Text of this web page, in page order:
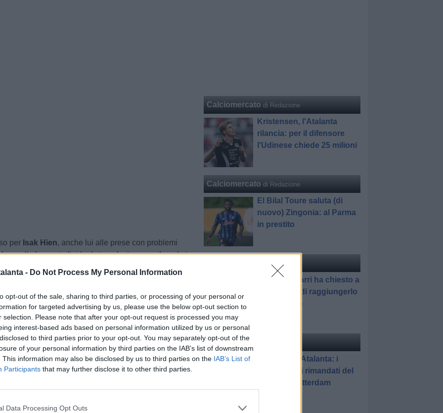
- Do Not Process My Personal Information
opt-out of the sale, sharing to third parties, or processing of your personal or
for targeted advertising by us, please use the below opt-out section to
selection. Please note that after your opt-out request is processed you may
interest-based ads based on personal information utilized by us or personal
to third parties prior to your opt-out. You may separately opt-out of the
of your personal information by third parties on the IAB’s list of downstream
This information may also be disclosed by us to third parties on the IAB’s List of
Participants that may further disclose it to other third parties.
Data Processing Opt Outs
per Isak Hien, anche lui alle prese con problemi
svolto lavoro individuale in palestra e per il quale i
, che ha già saltato la trasferta di
al Centro Bortolotti è in programma un'altra seduta
/ Data:Mer 08 aprile 2026 alle 13:34
Tweet
Calciomercato di Redazione
Kristensen, l'Atalanta
rilancia: per il difensore
l'Udinese chiede 25 milioni
Calciomercato di Redazione
El Bilal Toure saluta (di
nuovo) Zingonia: al Parma
in prestito
di Redazione
Pedullà: «Sarri ha chiesto a
Romagnoli di raggiungerlo
all'Atalanta»
Pagelle di Gianluca Pirovano
Feyenoord-Atalanta: i
promossi e i rimandati del
match di Rotterdam